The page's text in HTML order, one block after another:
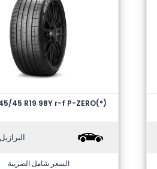
45 R19 98Y r-f P-ZERO(*)
السعر شامل الضريبة